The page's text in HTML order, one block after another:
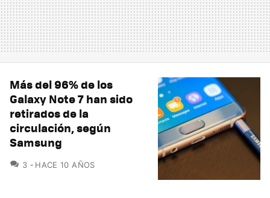
Más del 96% de los
Galaxy Note 7 han sido
retirados de la
circulación, según
Samsung
3 COMENTARIOS
HACE 10 AÑOS